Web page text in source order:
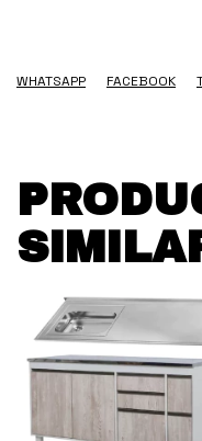
WHATSAPP FACEBOOK